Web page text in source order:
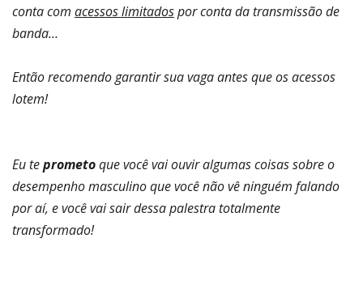
conta com acessos limitadospor conta da transmissão de
banda…
Então recomendo garantir sua vaga antes que os acessos
lotem!
Eu teprometoque você vai ouvir algumas coisas sobre o
desempenho masculino que você não vê ninguém falando
por aí, e você vai sair dessa palestra totalmente
transformado!